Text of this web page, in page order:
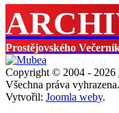
Prostějovského
Copyright © 2004 - 2026
Všechna práva vyhrazena.
Vytvořil: Joomla weby.